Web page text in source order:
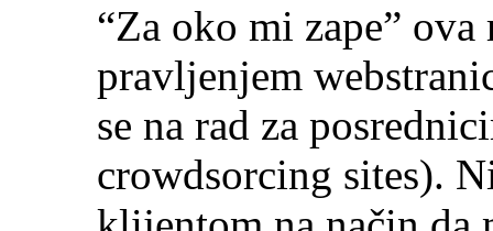
“Za oko mi zape”
pravljenjem
se na rad za
crowdsorcing sites).